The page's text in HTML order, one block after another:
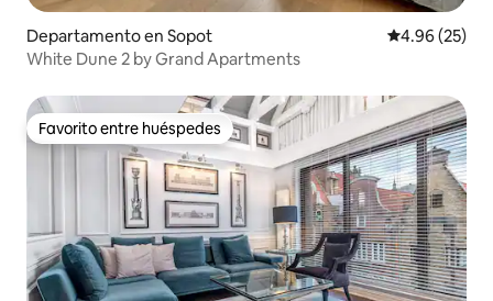
Departamento en Sopot Calificación
4.96 (25)
White Dune 2 by Grand Apartments
Favorito entre huéspedes
Favorito entre huéspedes